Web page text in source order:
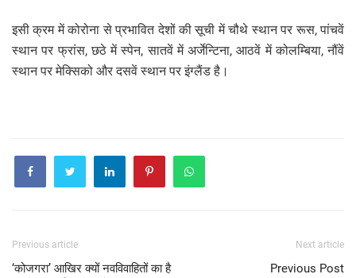
इसी क्रम में कोरोना से प्रभावित देशों की सूची में चौथे स्थान पर रूस, पांचवें
स्थान पर फ्रांस, छठे में स्पेन, सातवें में अर्जेन्टिना, आठवें में कोलम्बिया, नौंवें
स्थान पर मेक्सिको और दसवें स्थान पर इंग्लैंड है।
Previous article
‘कोजगरा’ आखिर क्यों नवविवाहितों का है
Next article
Previous Post